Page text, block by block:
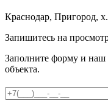
Краснодар, Пригород,
Запишитесь на
Заполните форму и наш
объекта.